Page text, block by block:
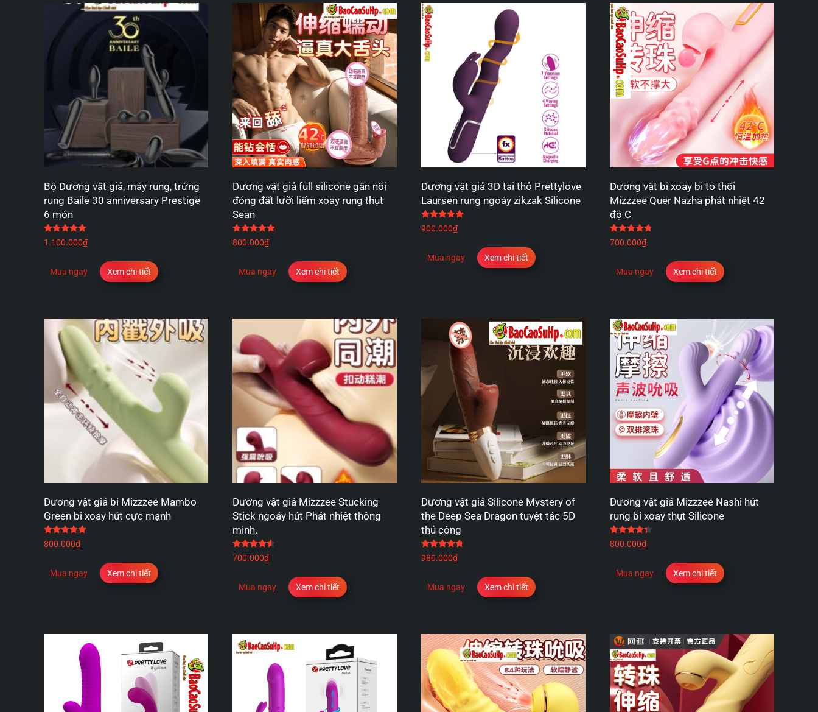
Bộ Dương vật giả, máy rung, trứng
rung Baile 30 anniversary Prestige
6 món
1.100.000₫
Mua ngay Xem chi tiết
Dương vật giả full silicone gân nổi
đóng đất lưỡi liếm xoay rung thụt
Sean
800.000₫
Mua ngay Xem chi tiết
Dương vật giả 3D tai thỏ Prettylove
Laursen rung ngoáy zikzak Silicone
900.000₫
Mua ngay Xem chi tiết
Dương vật bi xoay bi to thổi
Mizzzee Quer Nazha phát nhiệt 42
độ C
700.000₫
Mua ngay Xem chi tiết
Dương vật giả bi Mizzzee Mambo
Green bi xoay hút cực mạnh
800.000₫
Mua ngay Xem chi tiết
Dương vật giả Mizzzee Stucking
Stick ngoáy hút Phát nhiệt thông
minh.
700.000₫
Mua ngay Xem chi tiết
Dương vật giả Silicone Mystery of
the Deep Sea Dragon tuyệt tác 5D
thủ công
980.000₫
Mua ngay Xem chi tiết
Dương vật giả Mizzzee Nashi hút
rung bi xoay thụt Silicone
800.000₫
Mua ngay Xem chi tiết